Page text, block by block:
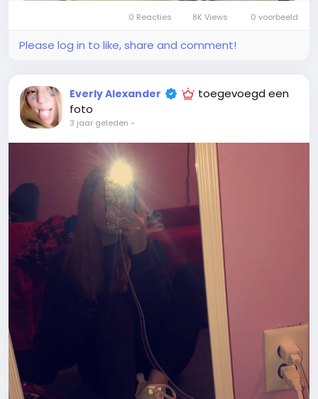
0 Reacties 8K Views 0 voorbeeld
Please log in to like, share and comment!
Everly Alexander
toegevoegd een
foto
3 jaar geleden -